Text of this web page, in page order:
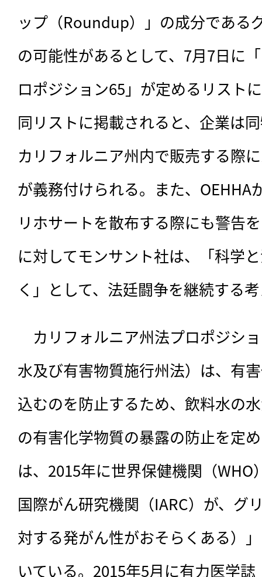
ップ（Roundup）」の成分である
の可能性があるとして、7月7日に
ロポジション65」が定めるリスト
同リストに掲載されると、企業は
カリフォルニア州内で販売する際
が義務付けられる。また、OEHHA
リホサートを散布する際にも警告
に対してモンサント社は、「科学
く」として、法廷闘争を継続する
カリフォルニア州法プロポジシ
水及び有害物質施行州法）は、有
込むのを防止するため、飲料水の
の有害化学物質の暴露の防止を定
は、2015年に世界保健機関（
国際がん研究機関（IARC）が、グ
対する発がん性がおそらくある）
いている。2015年5月に有力医学